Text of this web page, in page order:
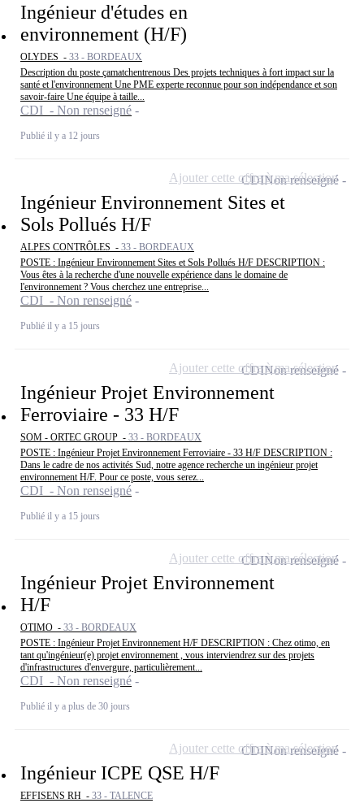
Ingénieur d'études en
environnement (H/F)
OLYDES - 33 - BORDEAUX
Description du poste çamatchentrenous Des projets techniques à fort impact sur la
santé et l'environnement Une PME experte reconnue pour son indépendance et son
savoir-faire Une équipe à taille...
CDI - Non renseigné
Publié il y a 12 jours
Ingénieur Environnement Sites et
Sols Pollués H/F
ALPES CONTRÔLES - 33 - BORDEAUX
POSTE : Ingénieur Environnement Sites et Sols Pollués H/F DESCRIPTION :
Vous êtes à la recherche d'une nouvelle expérience dans le domaine de
l'environnement ? Vous cherchez une entreprise...
CDI - Non renseigné
Publié il y a 15 jours
CDINon renseigné
Ajouter cette offre à ma sélection
Ingénieur Projet Environnement
Ferroviaire - 33 H/F
SOM - ORTEC GROUP - 33 - BORDEAUX
POSTE : Ingénieur Projet Environnement Ferroviaire - 33 H/F DESCRIPTION :
Dans le cadre de nos activités Sud, notre agence recherche un ingénieur projet
environnement H/F. Pour ce poste, vous serez...
CDI - Non renseigné
Publié il y a 15 jours
CDINon renseigné
Ajouter cette offre à ma sélection
Ingénieur Projet Environnement
H/F
OTIMO - 33 - BORDEAUX
POSTE : Ingénieur Projet Environnement H/F DESCRIPTION : Chez otimo, en
tant qu'ingénieur(e) projet environnement , vous interviendrez sur des projets
d'infrastructures d'envergure, particulièrement...
CDI - Non renseigné
Publié il y a plus de 30 jours
CDINon renseigné
Ajouter cette offre à ma sélection
Ingénieur ICPE QSE H/F
EFFISENS RH - 33 - TALENCE
CDINon renseigné
Ajouter cette offre à ma sélection